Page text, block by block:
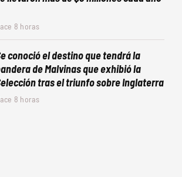
8 horas
conoció el destino que tendrá la
de Malvinas que exhibió la
tras el triunfo sobre Inglaterra
8 horas